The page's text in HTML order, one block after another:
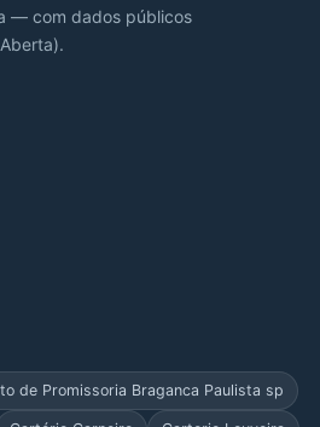
— com dados públicos
de Promissoria Braganca Paulista sp